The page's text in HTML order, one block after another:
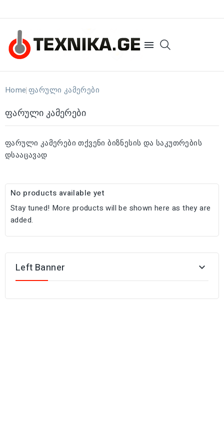

Home Ფარული Კამერები
Ფარული Კამერები
ფარული კამერები თქვენი ბიზნესის და საკუთრების
დსააცავად
No products available yet
Stay tuned! More products will be shown here as they are
added.
Left Banner 